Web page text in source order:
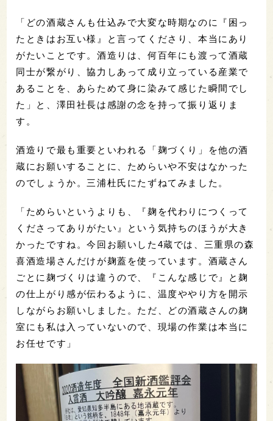
「どの酒蔵さんも仕込みで大変な時期なのに『困っ
たときはお互い様』と言ってくださり、本当にあり
がたいことです。酒造りは、何百年にも渡って酒蔵
同士が繋がり、協力しあって成り立っている産業で
あることを、あらためて身に染みて感じた瞬間でし
た」と、澤田社長は感謝の念を持って振り返りま
す。
酒造りで最も重要といわれる「麹づくり」を他の酒
蔵にお願いすることに、ためらいや不安はなかった
のでしょうか。三浦杜氏にたずねてみました。
「ためらいというよりも、『麹を代わりにつくって
くださってありがたい』という気持ちのほうが大き
かったですね。今回お願いした4蔵では、三重県の森
喜酒造場さんだけが麹蓋を使っています。酒蔵さん
ごとに麹づくりは違うので、『こんな感じで』と麹
の仕上がり感が伝わるように、温度ややり方を開示
しながらお願いしました。ただ、どの酒蔵さんの麹
室にも私は入っていないので、現場の作業は本当に
お任せです」